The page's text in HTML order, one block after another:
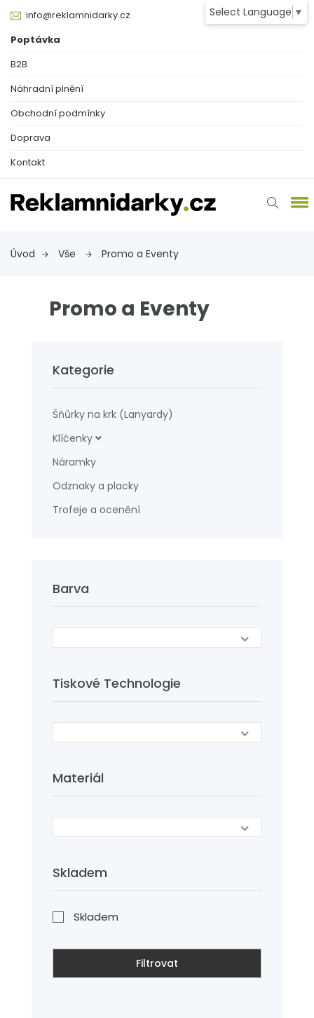
Select Language ▼
info@reklamnidarky.cz
Poptávka
B2B
Náhradní plnění
Obchodní podmínky
Doprava
Kontakt
Úvod Vše Promo a Eventy
Promo a Eventy
Kategorie
Šňůrky na krk (Lanyardy)
Klíčenky
Náramky
Odznaky a placky
Trofeje a ocenění
Barva
Tiskové Technologie
Materiál
Skladem
Skladem
Filtrovat